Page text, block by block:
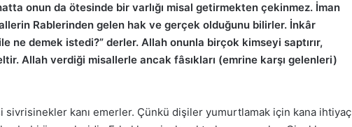
onun da ötesinde bir varlığı misal getirmekten çekinmez. İman
Rablerinden gelen hak ve gerçek olduğunu bilirler. İnkâr
ne demek istedi?” derler. Allah onunla birçok kimseyi saptırır,
Allah verdiği misallerle ancak fâsıkları (emrine karşı gelenleri)
sivrisinekler kanı emerler. Çünkü dişiler yumurtlamak için kana ihtiyaç